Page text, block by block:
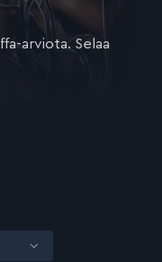
arviota. Selaa